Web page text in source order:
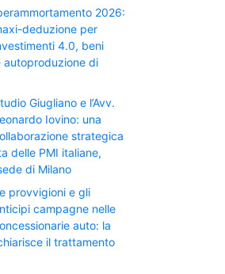
2026:
deduzione per
4.0, beni
autoproduzione di
Giugliano e l’Avv.
Iovino: una
strategica
delle PMI italiane,
di Milano
provvigioni e gli
campagne nelle
auto: la
il trattamento